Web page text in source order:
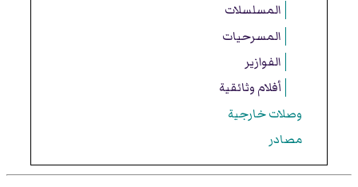
المسلسلات
المسرحيات
الفوازير
أفلام وثائقية
وصلات خارجية
مصادر